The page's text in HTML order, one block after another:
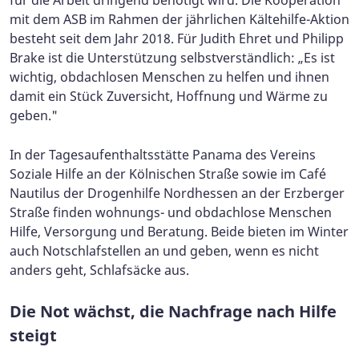
mit dem ASB im Rahmen der jährlichen Kältehilfe-Aktion
besteht seit dem Jahr 2018. Für Judith Ehret und Philipp
Brake ist die Unterstützung selbstverständlich: „Es ist
wichtig, obdachlosen Menschen zu helfen und ihnen
damit ein Stück Zuversicht, Hoffnung und Wärme zu
geben."
In der Tagesaufenthaltsstätte Panama des Vereins
Soziale Hilfe an der Kölnischen Straße sowie im Café
Nautilus der Drogenhilfe Nordhessen an der Erzberger
Straße finden wohnungs- und obdachlose Menschen
Hilfe, Versorgung und Beratung. Beide bieten im Winter
auch Notschlafstellen an und geben, wenn es nicht
anders geht, Schlafsäcke aus.
Die Not wächst, die Nachfrage nach Hilfe
steigt